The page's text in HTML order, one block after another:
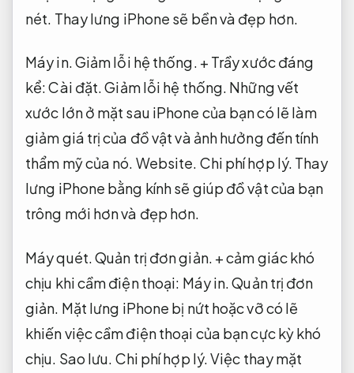
nét. Thay lưng iPhone sẽ bền và đẹp hơn.
Máy in.Giảm lỗi hệ thống. + Trầy xước đáng
kể:Cài đặt.Giảm lỗi hệ thống. Những vết
xước lớn ở mặt sau iPhone của bạn có lẽ làm
giảm giá trị của đồ vật và ảnh hưởng đến tính
thẩm mỹ của nó. Website. Chi phí hợp lý. Thay
lưng iPhone bằng kính sẽ giúp đồ vật của bạn
trông mới hơn và đẹp hơn.
Máy quét. Quản trị đơn giản. + cảm giác khó
chịu khi cầm điện thoại: Máy in. Quản trị đơn
giản. Mặt lưng iPhone bị nứt hoặc vỡ có lẽ
khiến việc cầm điện thoại của bạn cực kỳ khó
chịu. Sao lưu. Chi phí hợp lý. Việc thay mặt